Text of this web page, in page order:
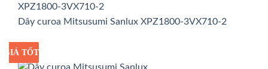
Dây curoa Mitsusumi Sanlux XPZ1800-3VX710-2
GIÁ SỈ
GIÁ TỐT